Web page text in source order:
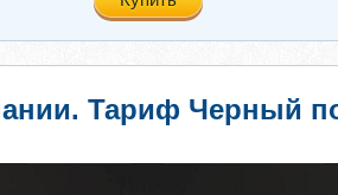
Тариф Черный